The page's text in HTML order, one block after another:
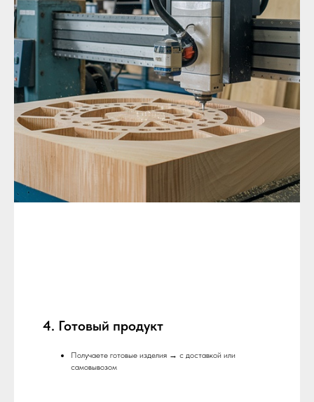
4. Готовый продукт
Получаете готовые изделия → с доставкой или
самовывозом